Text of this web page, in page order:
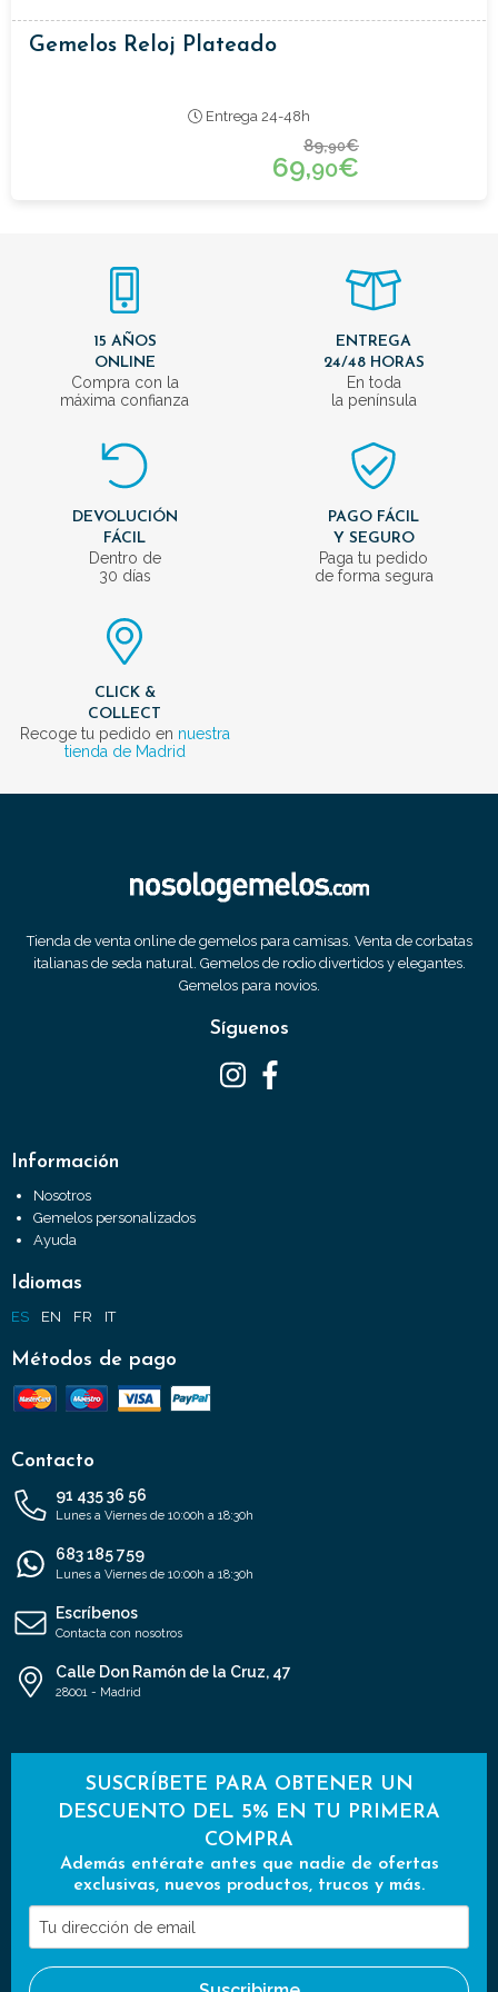
Gemelos Reloj Plateado
Entrega 24-48h
89,90€
69,90€
15 AÑOS
ONLINE
Compra con la
máxima confianza
ENTREGA
24/48 HORAS
En toda
la península
DEVOLUCIÓN
FÁCIL
Dentro de
30 días
PAGO FÁCIL
Y SEGURO
Paga tu pedido
de forma segura
CLICK &
COLLECT
Recoge tu pedido en nuestra
tienda de Madrid
Tienda de venta online de gemelos para camisas. Venta de corbatas
italianas de seda natural. Gemelos de rodio divertidos y elegantes.
Gemelos para novios.
Síguenos
Información
Nosotros
Gemelos personalizados
Ayuda
Idiomas
ES EN FR IT
Métodos de pago
Contacto
91 435 36 56
Lunes a Viernes de 10:00h a 18:30h
683 185 759
Lunes a Viernes de 10:00h a 18:30h
Escríbenos
Contacta con nosotros
Calle Don Ramón de la Cruz, 47
28001 - Madrid
SUSCRÍBETE PARA OBTENER UN
DESCUENTO DEL 5% EN TU PRIMERA
COMPRA
Además entérate antes que nadie de ofertas
exclusivas, nuevos productos, trucos y más.
Tu
dirección
de